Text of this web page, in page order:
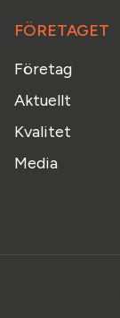
FÖRETAGET
Företag
Aktuellt
Kvalitet
Media